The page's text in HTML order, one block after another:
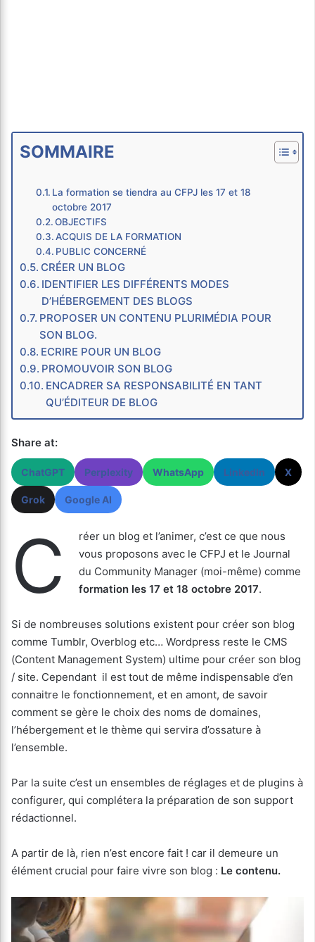
SOMMAIRE
La formation se tiendra au CFPJ les 17 et 18
octobre 2017
OBJECTIFS
ACQUIS DE LA FORMATION
PUBLIC CONCERNÉ
CRÉER UN BLOG
IDENTIFIER LES DIFFÉRENTS MODES
D’HÉBERGEMENT DES BLOGS
PROPOSER UN CONTENU PLURIMÉDIA POUR
SON BLOG.
ECRIRE POUR UN BLOG
PROMOUVOIR SON BLOG
ENCADRER SA RESPONSABILITÉ EN TANT
QU’ÉDITEUR DE BLOG
Share at:
ChatGPT Perplexity WhatsApp LinkedIn X
Grok Google AI
C
réer un blog et l’animer, c’est ce que nous
vous proposons avec le CFPJ et le Journal
du Community Manager (moi-même) comme
formation les 17 et 18 octobre 2017.
Si de nombreuses solutions existent pour créer son blog
comme Tumblr, Overblog etc… Wordpress reste le CMS
(Content Management System) ultime pour créer son blog
/ site. Cependant il est tout de même indispensable d’en
connaitre le fonctionnement, et en amont, de savoir
comment se gère le choix des noms de domaines,
l’hébergement et le thème qui servira d’ossature à
l’ensemble.
Par la suite c’est un ensembles de réglages et de plugins à
configurer, qui complétera la préparation de son support
rédactionnel.
A partir de là, rien n’est encore fait ! car il demeure un
élément crucial pour faire vivre son blog : Le contenu.